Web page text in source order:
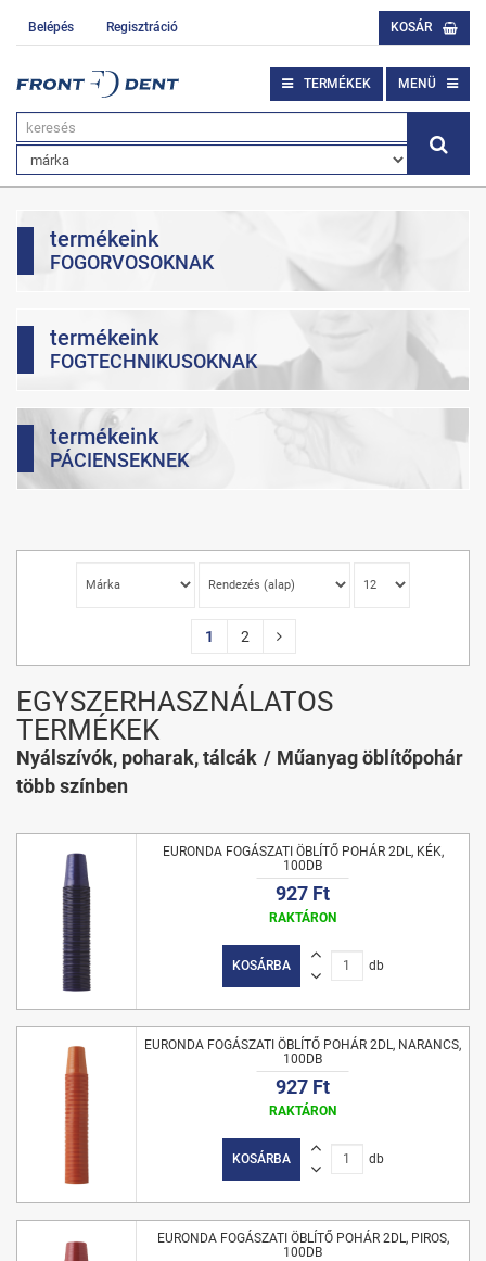
Belépés Regisztráció KOSÁR
TERMÉKEK MENÜ
termékeink
FOGORVOSOKNAK
termékeink
FOGTECHNIKUSOKNAK
termékeink
PÁCIENSEKNEK
1 2
EGYSZERHASZNÁLATOS
TERMÉKEK
Nyálszívók, poharak, tálcák
Műanyag öblítőpohár
több színben
EURONDA FOGÁSZATI ÖBLÍTŐ POHÁR 2DL, KÉK,
100DB
927 Ft
RAKTÁRON
KOSÁRBA db
EURONDA FOGÁSZATI ÖBLÍTŐ POHÁR 2DL, NARANCS,
100DB
927 Ft
RAKTÁRON
KOSÁRBA db
EURONDA FOGÁSZATI ÖBLÍTŐ POHÁR 2DL, PIROS,
100DB